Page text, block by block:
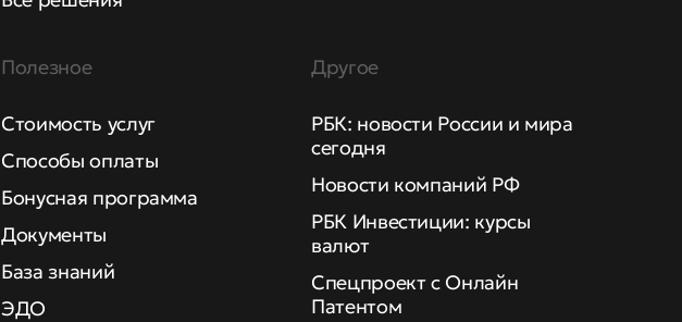
Полезное
Стоимость услуг
Способы оплаты
Бонусная программа
Документы
База знаний
ЭДО
Другое
РБК: новости России и мира
сегодня
Новости компаний РФ
РБК Инвестиции: курсы
валют
Спецпроект с Онлайн
Патентом